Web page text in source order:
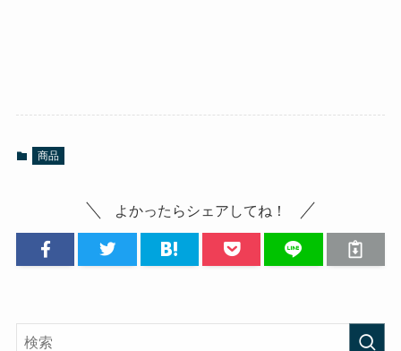
商品
よかったらシェアしてね！